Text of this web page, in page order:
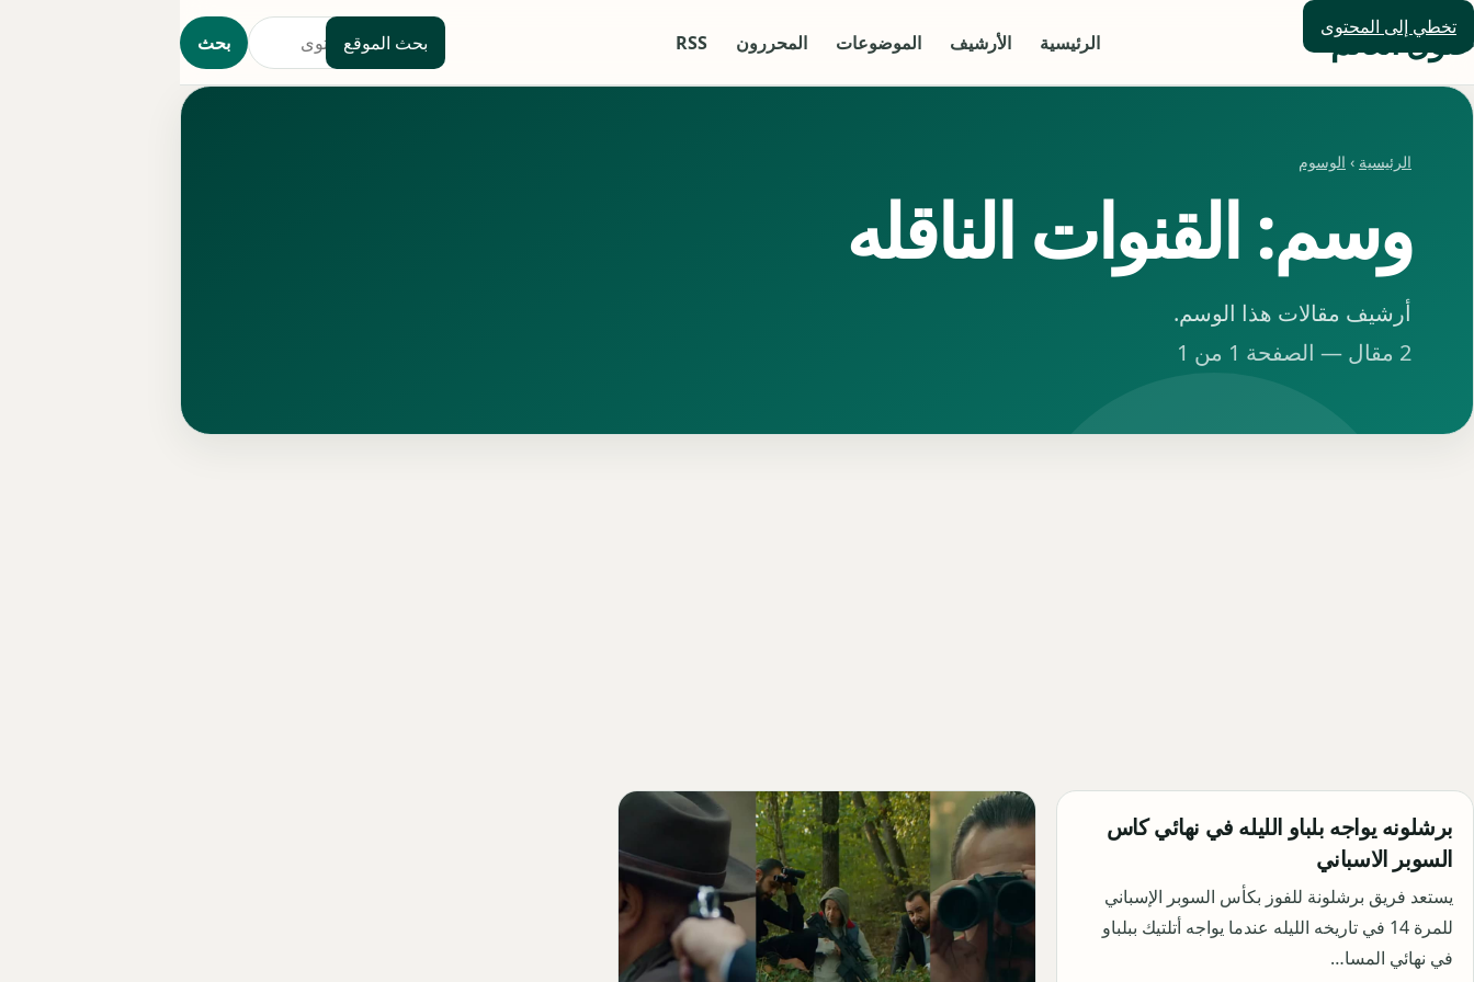
تخطي إلى المحتوى
حلول العالم الرئيسية الأرشيف الموضوعات المحررون RSS بحث الموقع بحث
الرئيسية › الوسوم
وسم: القنوات الناقله
أرشيف مقالات هذا الوسم.
2 مقال — الصفحة 1 من 1
برشلونه يواجه بلباو الليله في نهائي كاس
السوبر الاسباني
يستعد فريق برشلونة للفوز بكأس السوبر الإسباني
للمرة 14 في تاريخه الليله عندما يواجه أتلتيك ببلباو
في نهائي المسا…